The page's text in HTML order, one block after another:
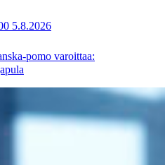
5.8.2026
pomo varoittaa: